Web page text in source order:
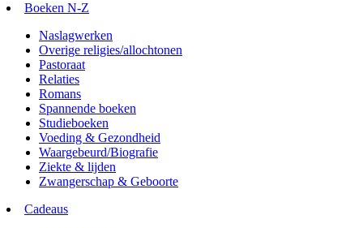
Boeken N-Z
Naslagwerken
Overige religies/allochtonen
Pastoraat
Relaties
Romans
Spannende boeken
Studieboeken
Voeding & Gezondheid
Waargebeurd/Biografie
Ziekte & lijden
Zwangerschap & Geboorte
Cadeaus